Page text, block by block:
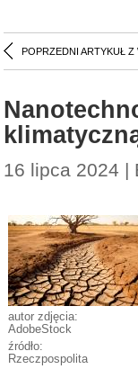
POPRZEDNI ARTYKUŁ Z
16 lipca 2024 |
autor zdjęcia:
AdobeStock
źródło:
Rzeczpospolita